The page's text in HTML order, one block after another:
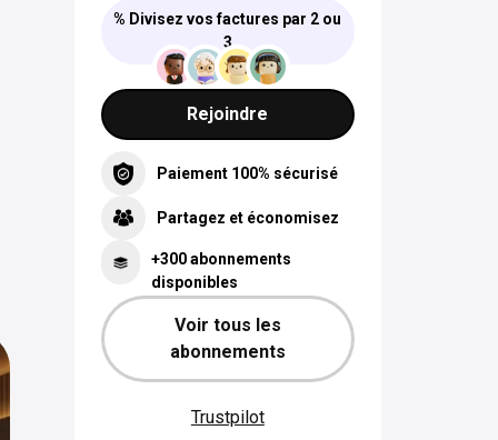
% Divisez vos factures par 2 ou
3
Rejoindre
Paiement 100% sécurisé
Partagez et économisez
+300 abonnements
disponibles
Voir tous les
abonnements
Trustpilot